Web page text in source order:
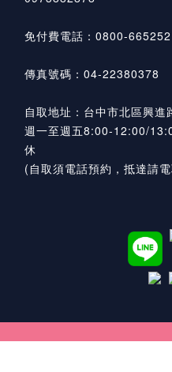
免付費電話：0800-665252
傳真號碼：04-22380378
自取地址：台中市北區興
週一至週五8:00-12:00/
休
(自取須電話預約，抵達請